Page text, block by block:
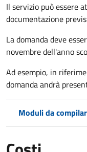
Il servizio può essere
documentazione
La domanda deve
novembre dell'anno
Ad esempio, in
domanda andrà
Moduli da